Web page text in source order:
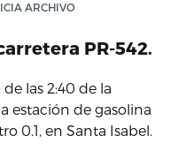
ARCHIVO
PR-542.
las 2:40 de la
estación de gasolina
0.1, en Santa Isabel.